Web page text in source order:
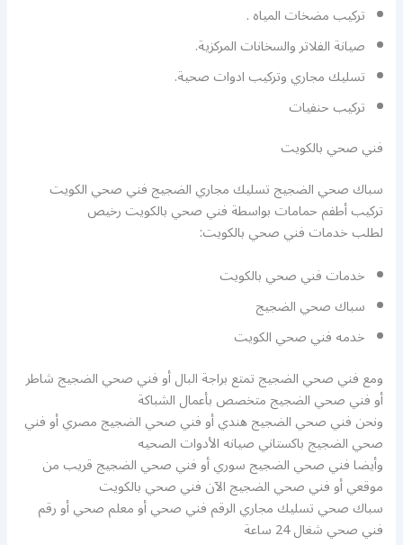
تركيب مضخات المياه .
صيانة الفلاتر والسخانات المركزية.
تسليك مجاري وتركيب ادوات صحية.
تركيب حنفيات
فني صحي بالكويت
سباك صحي الضجيج تسليك مجاري الضجيج فني صحي الكويت
تركيب أطفم حمامات بواسطة فني صحي بالكويت رخيص
لطلب خدمات فني صحي بالكويت:
خدمات فني صحي بالكويت
سباك صحي الضجيج
خدمه فني صحي الكويت
ومع فني صحي الضجيج تمتع براجة البال أو فني صحي الضجيج شاطر
أو فني صحي الضجيج متخصص بأعمال الشباكة
ونحن فني صحي الضجيج هندي أو فني صحي الضجيج مصري أو فني
صحي الضجيج باكستاني صيانه الأدوات الصحيه
وأيضا فني صحي الضجيج سوري أو فني صحي الضجيج قريب من
موقعي أو فني صحي الضجيج الآن فني صحي بالكويت
سباك صحي تسليك مجاري الرقم فني صحي أو معلم صحي أو رقم
فني صحي شغال 24 ساعة